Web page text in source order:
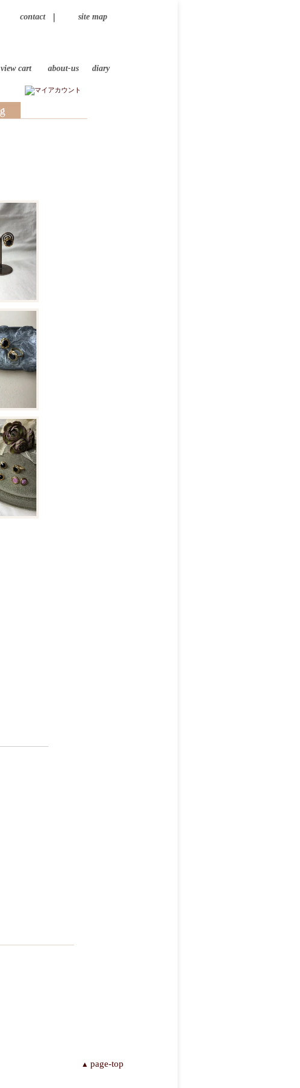
view cart about-us diary
contact site map
▲ page-top